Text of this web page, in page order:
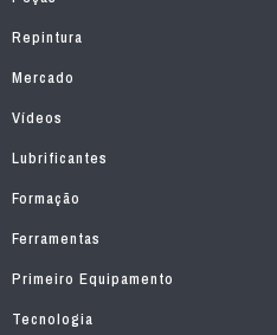
Repintura
Mercado
Vídeos
Lubrificantes
Formação
Ferramentas
Primeiro Equipamento
Tecnologia